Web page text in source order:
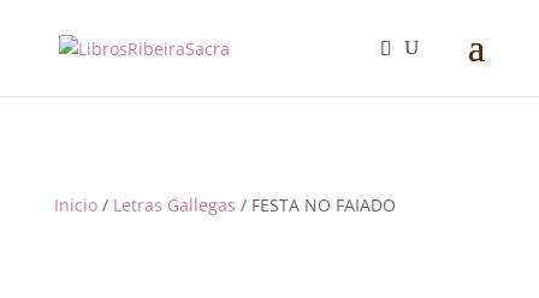
Inicio/ Letras Gallegas / FESTA NO FAIADO